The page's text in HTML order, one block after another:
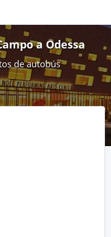
a Odessa
de autobús